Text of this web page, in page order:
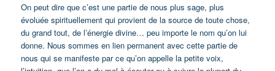
On peut dire que c’est une partie de nous plus sage, plus
évoluée spirituellement qui provient de la source de toute chose,
du grand tout, de l’énergie divine… peu importe le nom qu’on lui
donne. Nous sommes en lien permanent avec cette partie de
nous qui se manifeste par ce qu’on appelle la petite voix,